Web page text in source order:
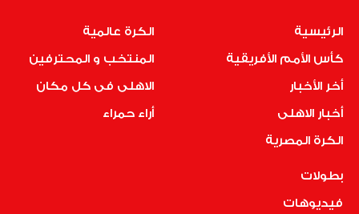
الرئيسية
كأس الأمم الأفريقية
أخر الأخبار
أخبار الاهلى
الكرة المصرية
الكرة عالمية
المنتخب و المحترفين
الاهلى فى كل مكان
أراء حمراء
بطولات
فيديوهات